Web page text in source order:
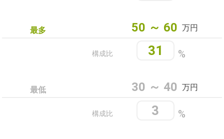
最多 50 ～ 60 万円
%
31
構成比
最低 30 ～ 40 万円
%
3
構成比